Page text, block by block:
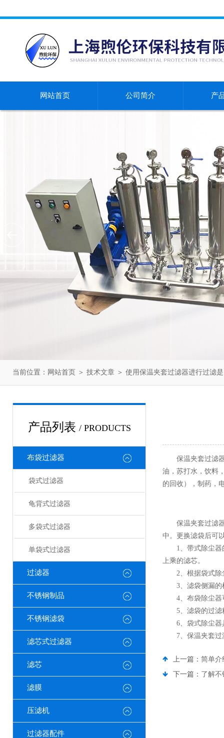
网站首页 公司简介 产
当前位置： 网站首页 ＞ 技术文章 ＞ 使用保温夹套过滤器进行过滤
产品列表 / PRODUCTS
布袋过滤器
袋式过滤器
龟背式过滤器
多袋式过滤器
单袋式过滤器
过滤器
不锈钢制品
不锈钢滤袋
滤芯式过滤器
滤芯
滤膜
压滤机
过滤器配件
保温夹套过滤器
油，苏打水，饮料
的回收），制药，
保温夹套过滤器
中。更换滤袋后可
1、带式除尘器的
上乘的滤芯。
2、根据袋式除尘
3、滤袋侧漏的机
4、布袋除尘器可
5、滤袋的过滤精
6、袋式除尘器
7、保温夹套过滤
上一篇： 简单介
下一篇： 了解不